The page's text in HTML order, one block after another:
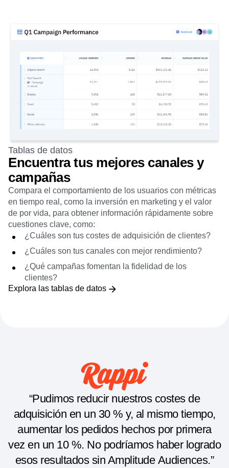
Tablas de datos
Encuentra tus mejores canales y
campañas
Compara el comportamiento de los usuarios con métricas
en tiempo real, como la inversión en marketing y el valor
de por vida, para obtener información rápidamente sobre
cuestiones clave, como:
¿Cuáles son tus costes de adquisición de clientes?
¿Cuáles son tus canales con mejor rendimiento?
¿Qué campañas fomentan la fidelidad de los
clientes?
Explora las tablas de datos
“Pudimos reducir nuestros costes de
adquisición en un 30 % y, al mismo tiempo,
aumentar los pedidos hechos por primera
vez en un 10 %. No podríamos haber logrado
esos resultados sin Amplitude Audiences.”